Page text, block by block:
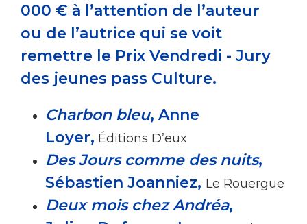
000 € à l’attention de l’auteur
ou de l’autrice qui se voit
remettre le Prix Vendredi - Jury
des jeunes pass Culture.
Charbon bleu, Anne
Loyer, Éditions D’eux
Des Jours comme des nuits,
Sébastien Joanniez, Le Rouergue
Deux mois chez Andréa,